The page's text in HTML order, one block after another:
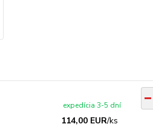
114,00 EUR/ks
expedícia 3-5 dní